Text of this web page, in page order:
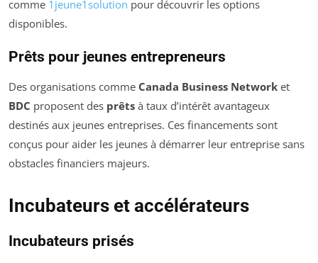
comme 1jeune1solution pour découvrir les options
disponibles.
Prêts pour jeunes entrepreneurs
Des organisations comme Canada Business Network et
BDC proposent des prêts à taux d’intérêt avantageux
destinés aux jeunes entreprises. Ces financements sont
conçus pour aider les jeunes à démarrer leur entreprise sans
obstacles financiers majeurs.
Incubateurs et accélérateurs
Incubateurs prisés